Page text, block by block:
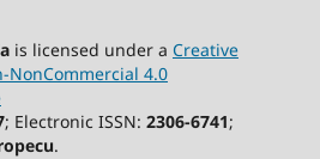
is licensed under a Creative
NonCommercial 4.0
; Electronic ISSN: 2306-6741;
.